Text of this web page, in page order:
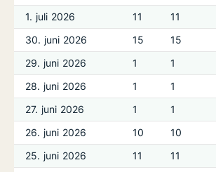
1. juli 2026
11 11
30. juni 2026
15 15
29. juni 2026
1 1
28. juni 2026
1 1
27. juni 2026
1 1
26. juni 2026
10 10
25. juni 2026
11 11